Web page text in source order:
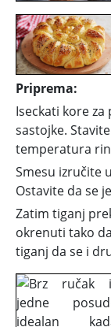
Priprema:
Iseckati kore
sastojke.
temperatura
Smesu izručite
Ostavite da se
Zatim tiganj
okrenuti tako
tiganj da se i